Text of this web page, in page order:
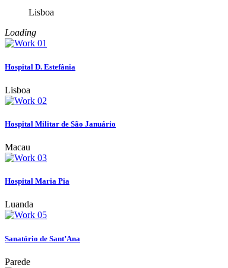
Lisboa
Loading
Hospital D. Estefânia
Lisboa
Hospital Militar de São Januário
Macau
Hospital Maria Pia
Luanda
Sanatório de Sant’Ana
Parede